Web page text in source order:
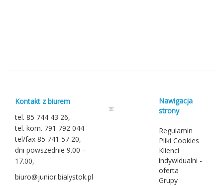
Kontakt z biurem
tel. 85 744 43 26,
tel. kom. 791 792 044
tel/fax 85 741 57 20,
dni powszednie 9.00 –
17.00,
biuro@junior.bialystok.pl
Nawigacja
strony
Regulamin
Pliki Cookies
Klienci
indywidualni -
oferta
Grupy